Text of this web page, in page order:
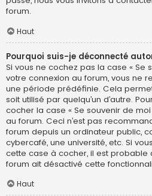
forum.
Haut
Pourquoi suis-je déconnecté
Si vous ne cochez pas la case « Se
votre connexion au forum, vous ne
une période prédéfinie. Cela
soit utilisé par quelqu’un d’autre.
cocher la case « Se souvenir de
au forum. Ceci n’est pas
forum depuis un ordinateur public,
cybercafé, une université, etc. Si
cette case à cocher, il est probable
forum ait désactivé cette
Haut